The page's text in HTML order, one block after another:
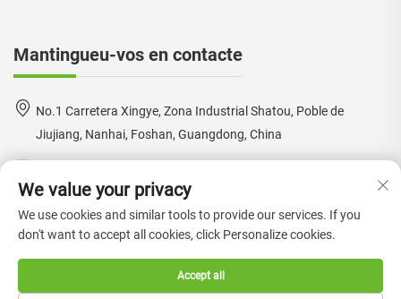
Mantingueu-vos en contacte
No.1 Carretera Xingye, Zona Industrial Shatou, Poble de
Jiujiang, Nanhai, Foshan, Guangdong, China
[email protected]
We value your privacy
We use cookies and similar tools to provide our services. If you
don't want to accept all cookies, click Personalize cookies.
Accept all